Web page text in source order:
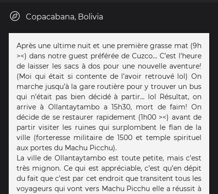
Copacabana, Bolivia
Après une ultime nuit et une première grasse mat (9h
><) dans notre guest préférée de Cuzco... C’est l’heure
de laisser les sacs à dos pour une nouvelle aventure!
(Moi qui était si contente de l’avoir retrouvé lol) On
marche jusqu’à la gare routière pour y trouver un bus
qui n’était pas bien décidé à partir... lol Résultat, on
arrive à Ollantaytambo a 15h30, mort de faim! On
décide de se restaurer rapidement (1h00 ><) avant de
partir visiter les ruines qui surplombent le flan de la
ville (forteresse militaire de 1500 et temple spirituel
aux portes du Machu Picchu).
La ville de Ollantaytambo est toute petite, mais c’est
très mignon. Ce qui est appréciable, c’est qu’en dépit
du fait que c’est par cet endroit que transitent tous les
voyageurs qui vont vers Machu Picchu elle a réussit à